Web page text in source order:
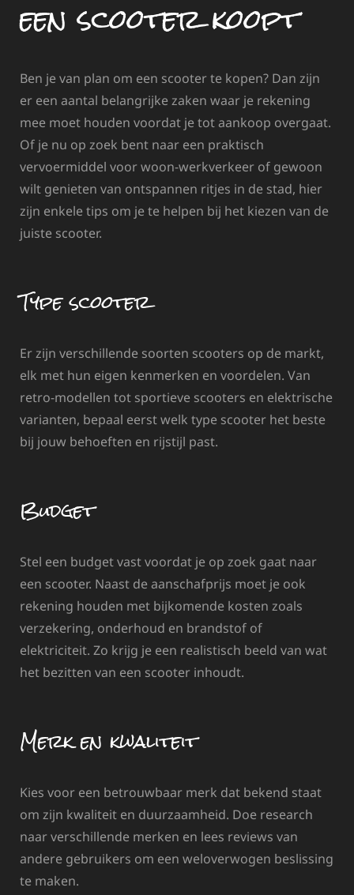
een scooter koopt
Ben je van plan om een scooter te kopen? Dan zijn
er een aantal belangrijke zaken waar je rekening
mee moet houden voordat je tot aankoop overgaat.
Of je nu op zoek bent naar een praktisch
vervoermiddel voor woon-werkverkeer of gewoon
wilt genieten van ontspannen ritjes in de stad, hier
zijn enkele tips om je te helpen bij het kiezen van de
juiste scooter.
Type scooter
Er zijn verschillende soorten scooters op de markt,
elk met hun eigen kenmerken en voordelen. Van
retro-modellen tot sportieve scooters en elektrische
varianten, bepaal eerst welk type scooter het beste
bij jouw behoeften en rijstijl past.
Budget
Stel een budget vast voordat je op zoek gaat naar
een scooter. Naast de aanschafprijs moet je ook
rekening houden met bijkomende kosten zoals
verzekering, onderhoud en brandstof of
elektriciteit. Zo krijg je een realistisch beeld van wat
het bezitten van een scooter inhoudt.
Merk en kwaliteit
Kies voor een betrouwbaar merk dat bekend staat
om zijn kwaliteit en duurzaamheid. Doe research
naar verschillende merken en lees reviews van
andere gebruikers om een weloverwogen beslissing
te maken.